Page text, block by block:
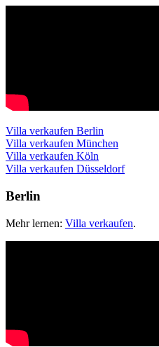
Villa verkaufen Berlin
Villa verkaufen München
Villa verkaufen Köln
Villa verkaufen Düsseldorf
Berlin
Mehr lernen: Villa verkaufen.